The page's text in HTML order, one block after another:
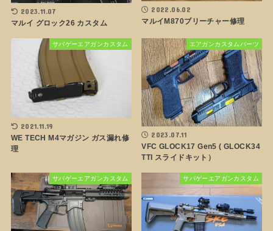
2023.11.07
マルイ グロック26 カスタム
2022.06.02
マルイM870ブリーチャー修理
サバゲーエアガンカスタム
2021.11.19
WE TECH M4マガジン ガス漏れ修
理
エアガンカスタムパーツ
2023.07.11
VFC GLOCK17 Gen5 ( GLOCK34
TTI スライドキット）
サバゲーエアガンカスタム サバゲーエアガンカスタム